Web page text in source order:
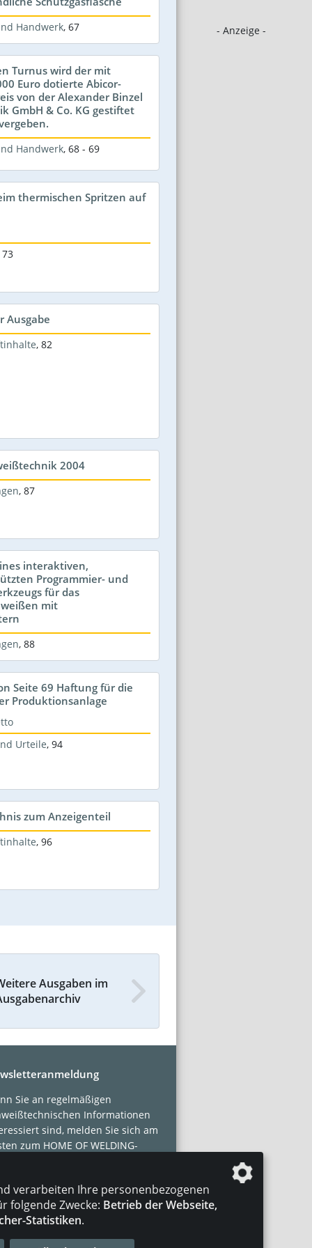
- Anzeige -
Handwerk, 67
Turnus wird der mit
Euro dotierte Abicor-
von der Alexander Binzel
GmbH & Co. KG gestiftet
Handwerk, 68 - 69
thermischen Spritzen auf
Ausgabe
, 82
2004
, 87
interaktiven,
Programmier- und
für das
mit
, 88
Seite 69 Haftung für die
Produktionsanlage
Urteile, 94
zum Anzeigenteil
, 96
Ausgaben im
Sie an regelmäßigen
Informationen
sind, melden Sie sich am
zum HOME OF WELDING-
abonnieren!
verarbeiten Ihre personenbezogenen
folgende Zwecke: Betrieb der Webseite,
Statistiken.